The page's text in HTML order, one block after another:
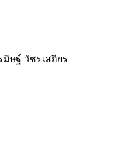
มิษฐ์ วัชรเสถียร